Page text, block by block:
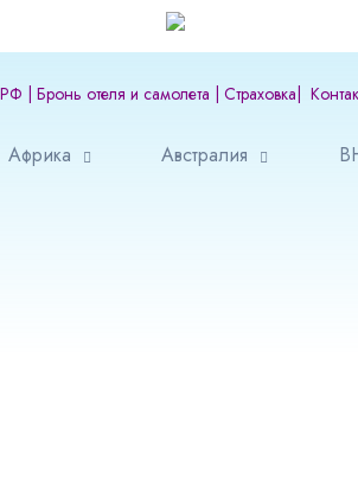
РФ Бронь отеля и самолета Страховка
Африка Австралия